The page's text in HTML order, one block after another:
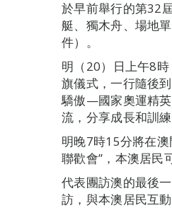
於早前舉行的第32
艇、獨木舟、場地
件）。
明（20）日上午8
旗儀式，一行隨後
驕傲—國家奧運精
流，分享成長和訓
明晚7時15分將在
聯歡會”，本澳居民
代表團訪澳的最後
訪，與本澳居民互動